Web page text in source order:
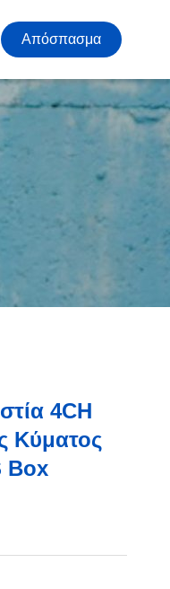
Απόσπασμα
4CH
Κύματος
Box